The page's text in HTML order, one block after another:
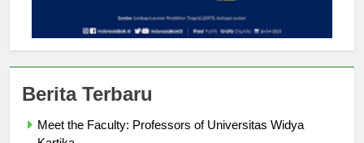
Meet the Faculty: Professors of Universitas Widya